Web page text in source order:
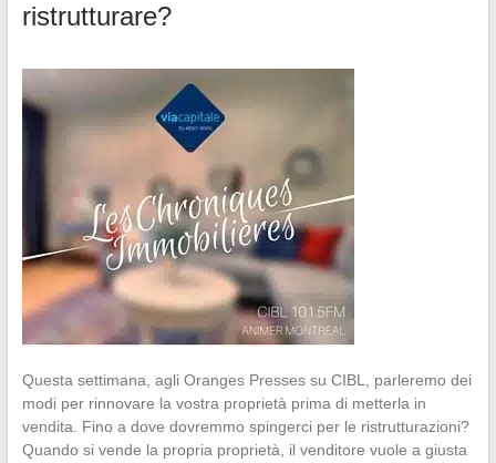
ristrutturare?
Questa settimana, agli Oranges Presses su CIBL, parleremo dei
modi per rinnovare la vostra proprietà prima di metterla in
vendita. Fino a dove dovremmo spingerci per le ristrutturazioni?
Quando si vende la propria proprietà, il venditore vuole a giusta